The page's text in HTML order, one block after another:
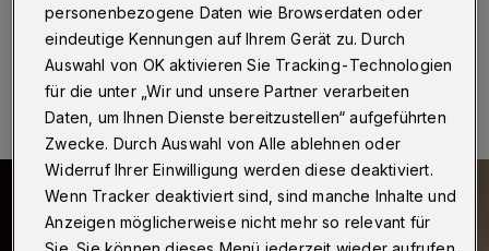
22.09.2023 , 09:30 Uhr Eine Minute Lesezeit
personenbezogene Daten wie Browserdaten oder
eindeutige Kennungen auf Ihrem Gerät zu. Durch
Auswahl von OK aktivieren Sie Tracking-Technologien
für die unter „Wir und unsere Partner verarbeiten
Daten, um Ihnen Dienste bereitzustellen“ aufgeführten
Zwecke. Durch Auswahl von Alle ablehnen oder
Widerruf Ihrer Einwilligung werden diese deaktiviert.
Wenn Tracker deaktiviert sind, sind manche Inhalte und
Anzeigen möglicherweise nicht mehr so relevant für